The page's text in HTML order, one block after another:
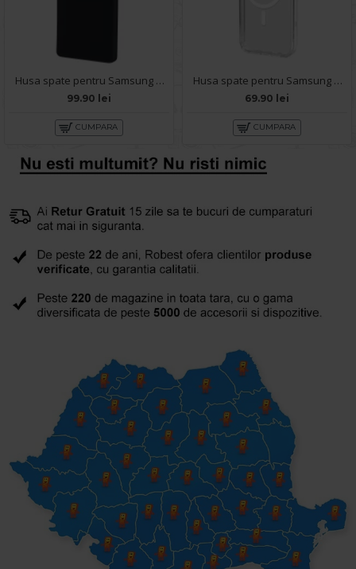
Husa spate pentru Samsung Galaxy S25 Ultra B-Silicon case - Negru
99.90 lei
CUMPARA
Husa spate pentru Samsung Galaxy S25 Ultra - Clear Magsafe
69.90 lei
CUMPARA